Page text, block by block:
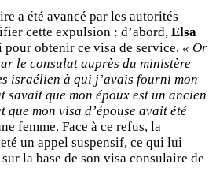
a été avancé par les autorités
cette expulsion : d’abord, Elsa
pour obtenir ce visa de service. « Or
le consulat auprès du ministère
israélien à qui j’avais fourni mon
savait que mon époux est un ancien
mon visa d’épouse avait été
femme. Face à ce refus, la
un appel suspensif, ce qui lui
la base de son visa consulaire de